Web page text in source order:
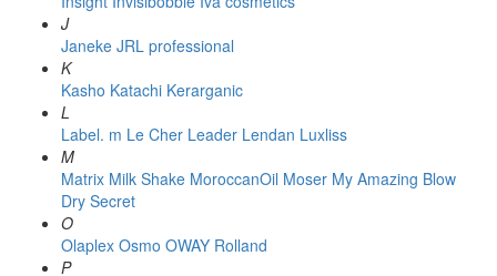
J
Janeke JRL professional
K
Kasho Katachi Kerarganic
L
Label. m Le Cher Leader Lendan Luxliss
M
Matrix Milk Shake MoroccanOil Moser My Amazing Blow
Dry Secret
O
Olaplex Osmo OWAY Rolland
P